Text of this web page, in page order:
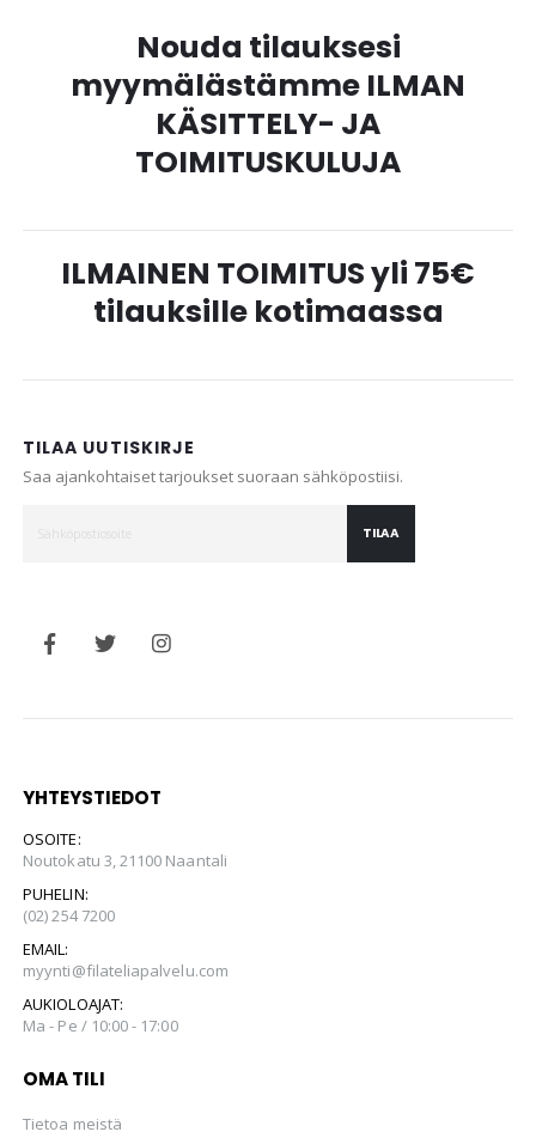
Nouda tilauksesi
myymälästämme ILMAN
KÄSITTELY- JA
TOIMITUSKULUJA
ILMAINEN TOIMITUS yli 75€
tilauksille kotimaassa
TILAA UUTISKIRJE
Saa ajankohtaiset tarjoukset suoraan sähköpostiisi.
TILAA
YHTEYSTIEDOT
OSOITE:
Noutokatu 3, 21100 Naantali
PUHELIN:
(02) 254 7200
EMAIL:
myynti@filateliapalvelu.com
AUKIOLOAJAT:
Ma - Pe / 10:00 - 17:00
OMA TILI
Tietoa meistä